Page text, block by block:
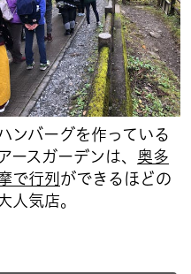
ンバーグを作っている
ースガーデンは、 奥多
で行列ができるほどの
人気店。